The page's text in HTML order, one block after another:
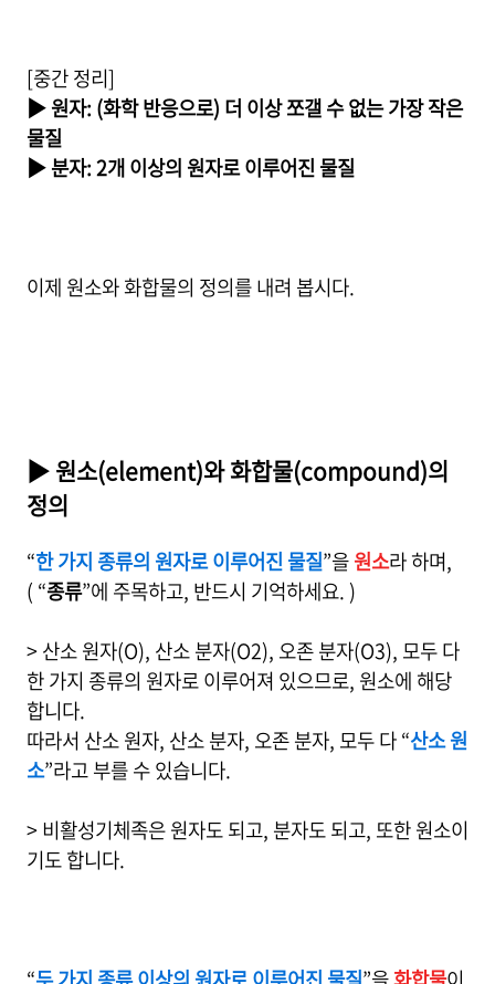
[중간 정리]
▶ 원자: (화학 반응으로) 더 이상 쪼갤 수 없는 가장 작은
물질
▶ 분자: 2개 이상의 원자로 이루어진 물질
이제 원소와 화합물의 정의를 내려 봅시다.
▶ 원소(element)와 화합물(compound)의
정의
“한 가지 종류의 원자로 이루어진 물질”을원소라 하며,
( “종류”에 주목하고, 반드시 기억하세요. )
> 산소 원자(O), 산소 분자(O2), 오존 분자(O3), 모두 다
한 가지 종류의 원자로 이루어져 있으므로, 원소에 해당
합니다.
따라서 산소 원자, 산소 분자, 오존 분자, 모두 다 “산소 원
소”라고 부를 수 있습니다.
> 비활성기체족은 원자도 되고, 분자도 되고, 또한 원소이
기도 합니다.